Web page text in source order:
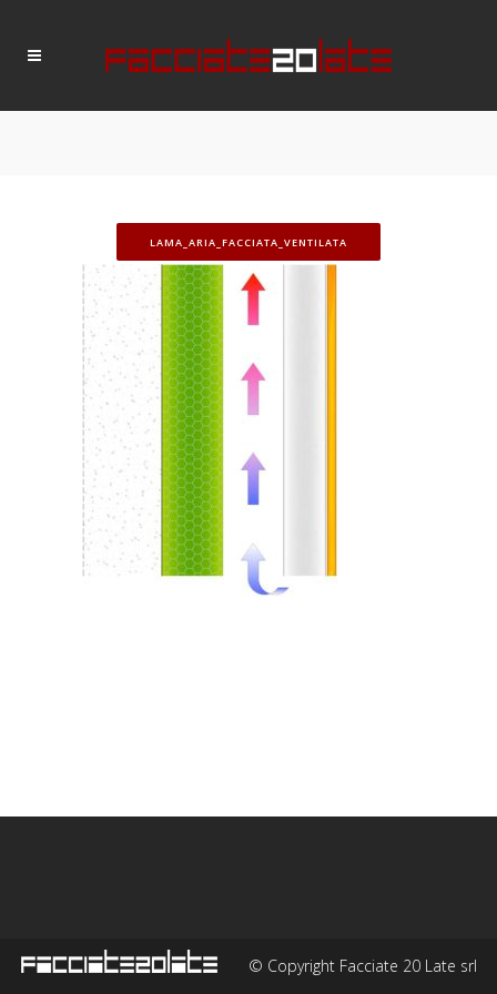
LAMA_ARIA_FACCIATA_VENTILATA
© Copyright Facciate 20 Late srl